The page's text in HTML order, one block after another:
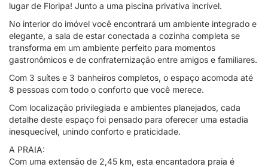
lugar de Floripa! Junto a uma piscina privativa incrível.
No interior do imóvel você encontrará um ambiente integrado e
elegante, a sala de estar conectada a cozinha completa se
transforma em um ambiente perfeito para momentos
gastronômicos e de confraternização entre amigos e familiares.
Com 3 suítes e 3 banheiros completos, o espaço acomoda até
8 pessoas com todo o conforto que você merece.
Com localização privilegiada e ambientes planejados, cada
detalhe deste espaço foi pensado para oferecer uma estadia
inesquecível, unindo conforto e praticidade.
A PRAIA:
Com uma extensão de 2,45 km, esta encantadora praia é